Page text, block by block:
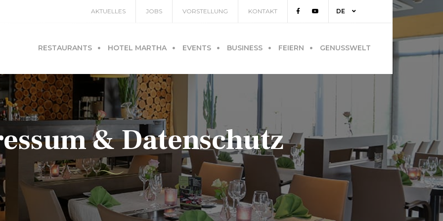
AKTUELLES JOBS VORSTELLUNG KONTAKT DE
NL
RESTAURANTS HOTEL MARTHA EVENTS BUSINESS FEIERN GENUSSWELT
& Datenschutz